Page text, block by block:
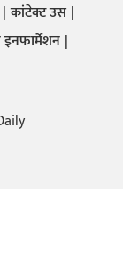
कांटेक्ट उस